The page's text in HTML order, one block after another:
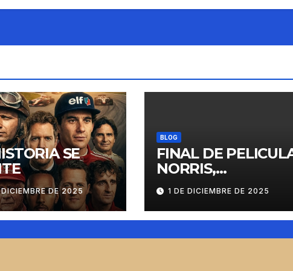
SE
DE 2025
BLOG
FINAL DE
NORRIS,
VERSTAPPEN Y
PIASTRI
1 DE DICIEMBRE DE 2025